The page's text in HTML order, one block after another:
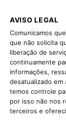
AVISO LEGAL
Comunicamos que
que não solicita
liberação de
continuamente
informações,
desatualizado em
temos controle
por isso não nos
terceiros e